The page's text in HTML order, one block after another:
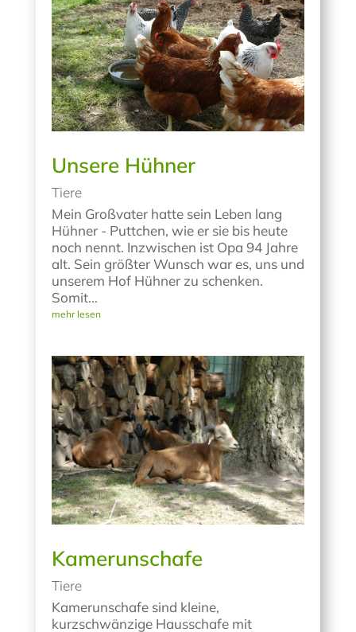
Unsere Hühner
Tiere
Mein Großvater hatte sein Leben lang
Hühner - Puttchen, wie er sie bis heute
noch nennt. Inzwischen ist Opa 94 Jahre
alt. Sein größter Wunsch war es, uns und
unserem Hof Hühner zu schenken.
Somit...
mehr lesen
Kamerunschafe
Tiere
Kamerunschafe sind kleine,
kurzschwänzige Hausschafe mit